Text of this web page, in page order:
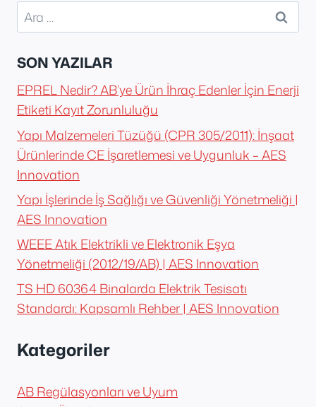
Arama:
SON YAZILAR
EPREL Nedir? AB’ye Ürün İhraç Edenler İçin Enerji
Etiketi Kayıt Zorunluluğu
Yapı Malzemeleri Tüzüğü (CPR 305/2011): İnşaat
Ürünlerinde CE İşaretlemesi ve Uygunluk – AES
Innovation
Yapı İşlerinde İş Sağlığı ve Güvenliği Yönetmeliği |
AES Innovation
WEEE Atık Elektrikli ve Elektronik Eşya
Yönetmeliği (2012/19/AB) | AES Innovation
TS HD 60364 Binalarda Elektrik Tesisatı
Standardı: Kapsamlı Rehber | AES Innovation
Kategoriler
AB Regülasyonları ve Uyum